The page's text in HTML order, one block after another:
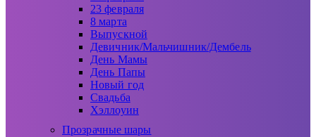
23 февраля
8 марта
Выпускной
Девичник/Мальчишник/Дембель
День Мамы
День Папы
Новый год
Свадьба
Хэллоуин
Прозрачные шары